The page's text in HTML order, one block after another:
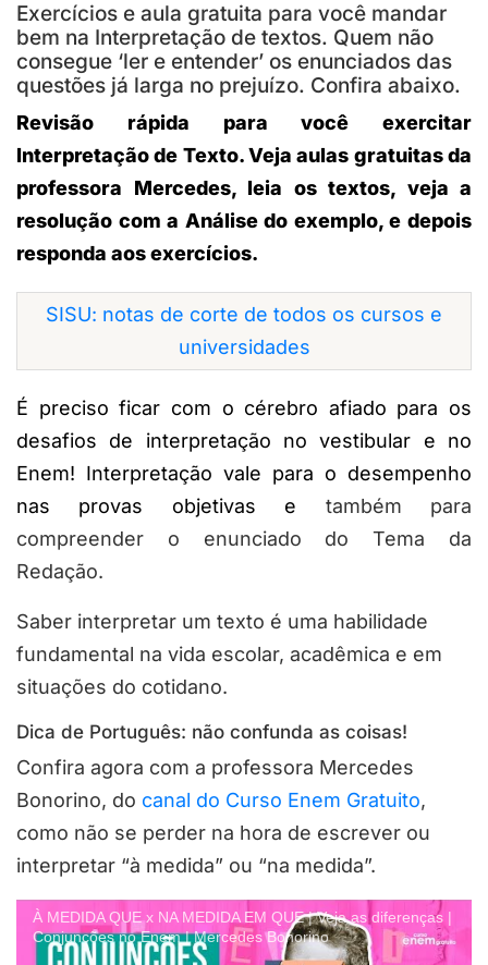
Exercícios e aula gratuita para você mandar
bem na Interpretação de textos. Quem não
consegue ‘ler e entender’ os enunciados das
questões já larga no prejuízo. Confira abaixo.
Revisão rápida para você exercitar
Interpretação de Texto. Veja aulas gratuitas da
professora Mercedes, leia os textos, veja a
resolução com a Análise do exemplo, e depois
responda aos exercícios.
SISU: notas de corte de todos os cursos e
universidades
É preciso ficar com o cérebro afiado para os
desafios de interpretação no vestibular e no
Enem! Interpretação vale para o desempenho
nas provas objetivas e também para
compreender o enunciado do Tema da
Redação.
Saber interpretar um texto é uma habilidade
fundamental na vida escolar, acadêmica e em
situações do cotidano.
Dica de Português: não confunda as coisas!
Confira agora com a professora Mercedes
Bonorino, do canal do Curso Enem Gratuito,
como não se perder na hora de escrever ou
interpretar “à medida” ou “na medida”.
À MEDIDA QUE x NA MEDIDA EM QUE | Veja as diferenças |
Conjunções no Enem | Mercedes Bonorino